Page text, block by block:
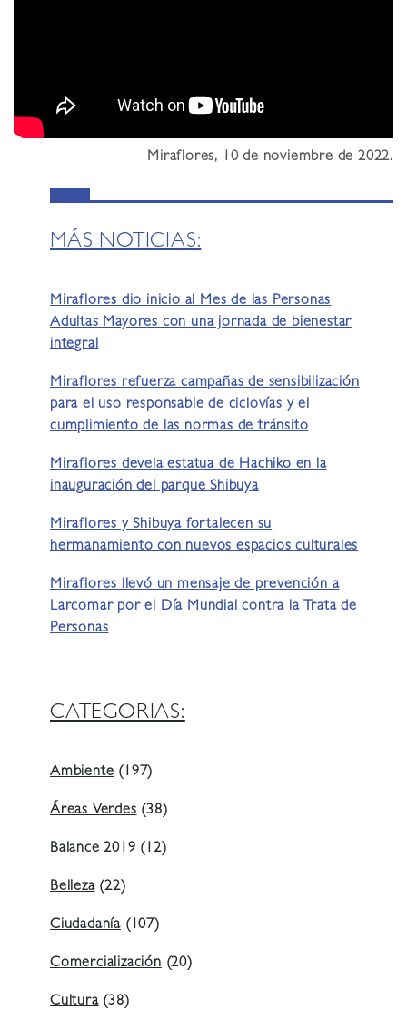
Miraflores, 10 de noviembre de 2022.
MÁS NOTICIAS:
Miraflores dio inicio al Mes de las Personas
Adultas Mayores con una jornada de bienestar
integral
Miraflores refuerza campañas de sensibilización
para el uso responsable de ciclovías y el
cumplimiento de las normas de tránsito
Miraflores devela estatua de Hachiko en la
inauguración del parque Shibuya
Miraflores y Shibuya fortalecen su
hermanamiento con nuevos espacios culturales
Miraflores llevó un mensaje de prevención a
Larcomar por el Día Mundial contra la Trata de
Personas
CATEGORIAS:
Ambiente (197)
Áreas Verdes (38)
Balance 2019 (12)
Belleza(22)
Ciudadanía (107)
Comercialización (20)
Cultura(38)